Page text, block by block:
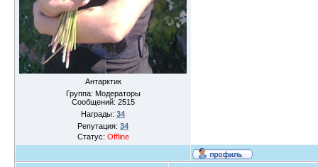
Антарктик
Группа: Модераторы
Сообщений: 2515
Награды: 34
Репутация: 34
Статус: Offline